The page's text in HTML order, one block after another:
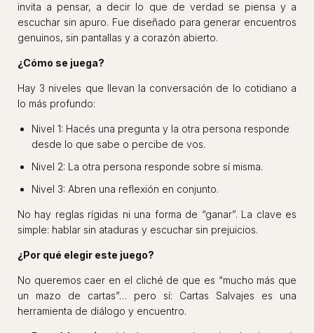
invita a pensar, a decir lo que de verdad se piensa y a
escuchar sin apuro. Fue diseñado para generar encuentros
genuinos, sin pantallas y a corazón abierto.
¿Cómo se juega?
Hay 3 niveles que llevan la conversación de lo cotidiano a
lo más profundo:
Nivel 1: Hacés una pregunta y la otra persona responde
desde lo que sabe o percibe de vos.
Nivel 2: La otra persona responde sobre sí misma.
Nivel 3: Abren una reflexión en conjunto.
No hay reglas rígidas ni una forma de “ganar”. La clave es
simple: hablar sin ataduras y escuchar sin prejuicios.
¿Por qué elegir este juego?
No queremos caer en el cliché de que es “mucho más que
un mazo de cartas”… pero sí: Cartas Salvajes es una
herramienta de diálogo y encuentro.